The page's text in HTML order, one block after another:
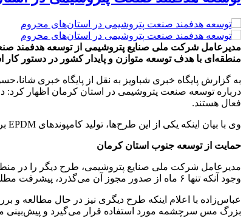
مدیرعامل شرکت ملی صنایع پتروشیمی از توسعه هدفمند
منطقه‌ای با هدف توسعه متوازن و پایدار کشور در دستور
به گزارش پایگاه خبری شباویز به نقل از پایگاه خبری
درباره توسعه صنعت پتروشیمی در استان کرمان اظهار کرد:
فعال هستند.
وی با بیان اینکه یکی از این طرح‌ها، تولید کامپوندهای EPDM برای استفاده در صنعت خودروسازی است، افزود: مجوز این طرح همچنان فعال است و امیدواریم در آینده پیشرفت بهتری داشته باشد.
حمایت از توسعه جنوب استان کرمان
مدیرعامل شرکت ملی صنایع پتروشیمی، طرح دیگر را در
وجود آنکه تنها ۶ ماه از صدور مجوز آن می‌گذرد، پیشرفت مطلوبی داشته است. این طرح می‌تواند هدیه‌ای ارزشمند از سوی دولت برای مردم محروم جنوب استان باشد.
عباس‌زاده با اعلام اینکه طرح دیگری نیز در حال
بزرگ مس سرچشمه مورد استفاده قرار می‌گیرد و پیش‌بینی